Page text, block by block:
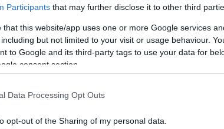
Participants that may further disclose it to other third
that this website/app uses one or more Google services
but not limited to your visit or usage behaviour.
to Google and its third-party tags to use your data for
consent section.
Data Processing Opt Outs
opt-out of the Sharing of my personal data.
Pinterest